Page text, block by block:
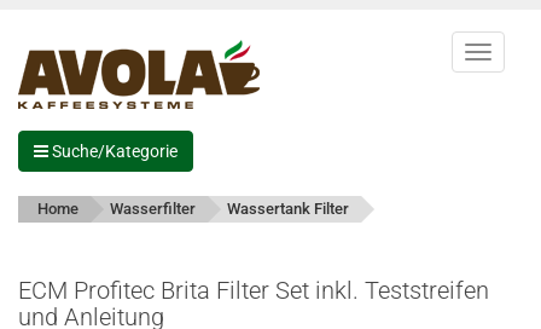
Menu
Suche/Kategorie
Home Wasserfilter Wassertank Filter
ECM Profitec Brita Filter Set inkl. Teststreifen
und Anleitung